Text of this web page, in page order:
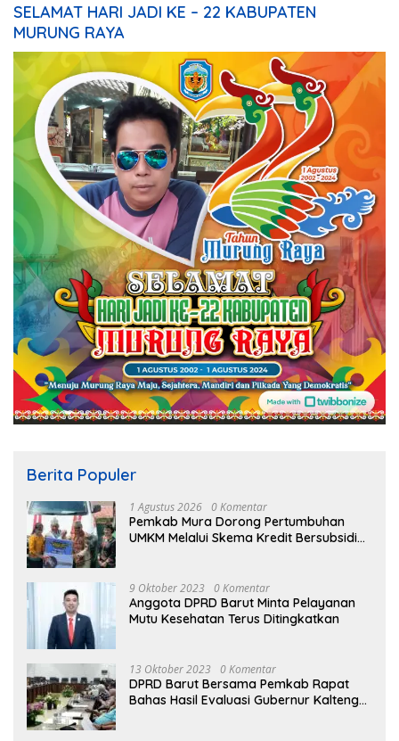
SELAMAT HARI JADI KE – 22 KABUPATEN
MURUNG RAYA
Berita Populer
1 Agustus 2026 0 Komentar
Pemkab Mura Dorong Pertumbuhan
UMKM Melalui Skema Kredit Bersubsidi
9 Oktober 2023 0 Komentar
Anggota DPRD Barut Minta Pelayanan
Mutu Kesehatan Terus Ditingkatkan
13 Oktober 2023 0 Komentar
DPRD Barut Bersama Pemkab Rapat
Bahas Hasil Evaluasi Gubernur Kalteng